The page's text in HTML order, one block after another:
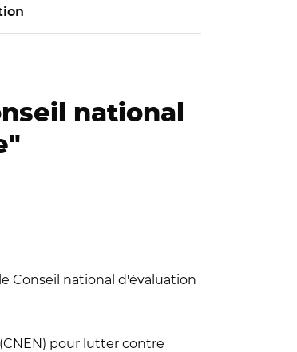
national
Conseil national d'évaluation
pour lutter contre